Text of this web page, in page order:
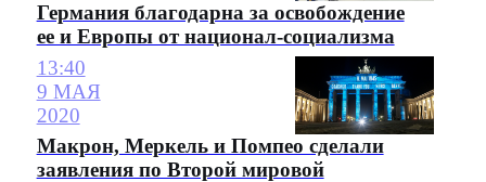
Германия благодарна за освобождение
ее и Европы от национал-социализма
13:40
9 МАЯ
2020
Макрон, Меркель и Помпео сделали
заявления по Второй мировой